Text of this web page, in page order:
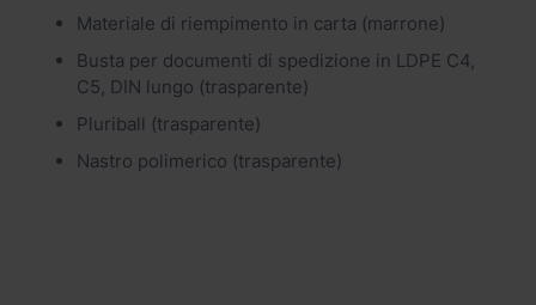
Materiale di riempimento in carta (marrone)
Busta per documenti di spedizione in LDPE C4,
C5, DIN lungo (trasparente)
Pluriball (trasparente)
Nastro polimerico (trasparente)